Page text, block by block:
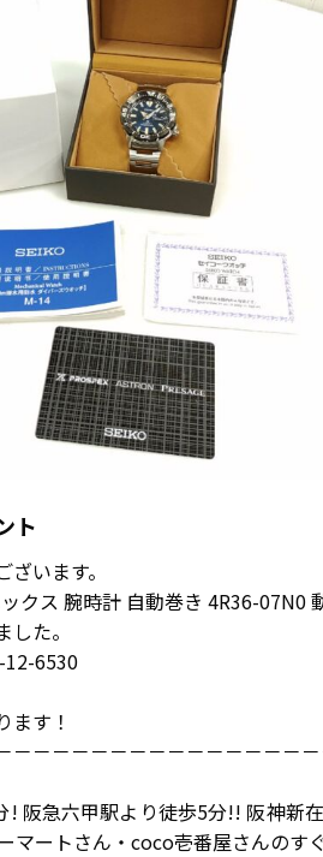
ト
います。
クス 腕時計 自動巻き 4R36-07N0
た。
12-6530
ます！
－－－－－－－－－－－－－－－
! 阪急六甲駅より徒歩5分!! 阪神新
マートさん・coco壱番屋さんのす